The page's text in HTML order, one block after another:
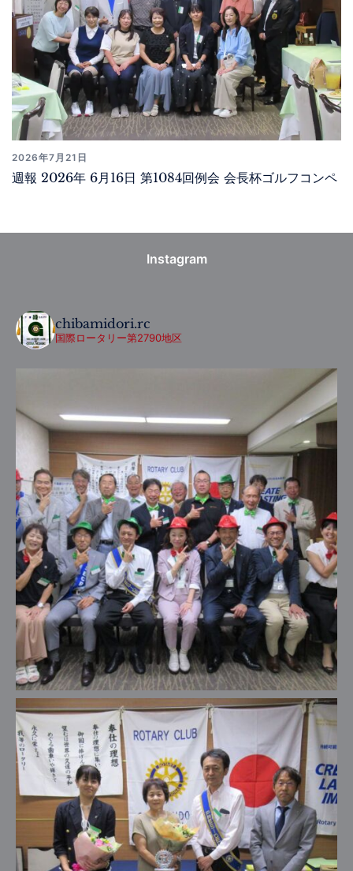
2026年7月21日
週報 2026年 6月16日 第1084回例会 会長杯ゴルフコンペ
Instagram
chibamidori.rc
国際ロータリー第2790地区